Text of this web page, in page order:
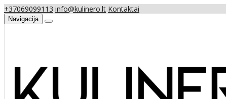
+37069099113 info@kulinero.lt Kontaktai
Navigacija